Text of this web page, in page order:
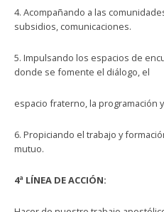
4. Acompañando a las
subsidios, comunicaciones.
5. Impulsando los espacios de
donde se fomente el diálogo, el
espacio fraterno, la programación
6. Propiciando el trabajo y
mutuo.
4ª LÍNEA DE ACCIÓN: